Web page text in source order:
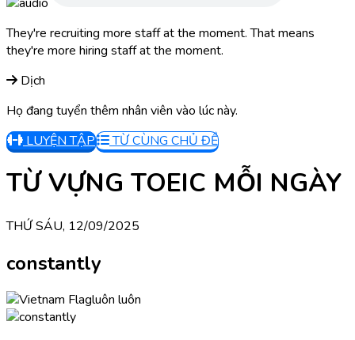
They're recruiting more staff at the moment. That means
they're more hiring staff at the moment.
Dịch
Họ đang tuyển thêm nhân viên vào lúc này.
LUYỆN TẬP
TỪ CÙNG CHỦ ĐỀ
TỪ VỰNG TOEIC MỖI NGÀY
THỨ SÁU, 12/09/2025
constantly
luôn luôn